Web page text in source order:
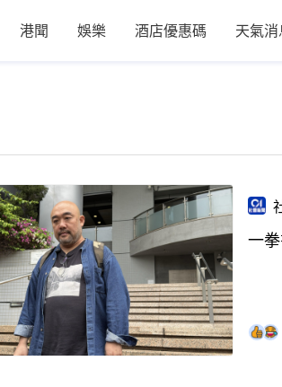
港聞 娛樂 酒店優惠碼 天氣消
一